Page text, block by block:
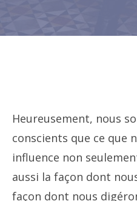
Heureusement, nous
conscients que ce que
influence non
aussi la façon dont
façon dont nous